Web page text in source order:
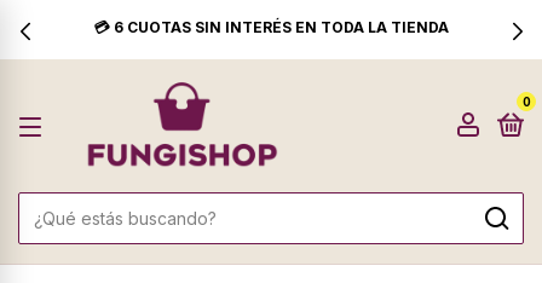
💳 6 CUOTAS SIN INTERÉS EN TODA LA TIENDA
0